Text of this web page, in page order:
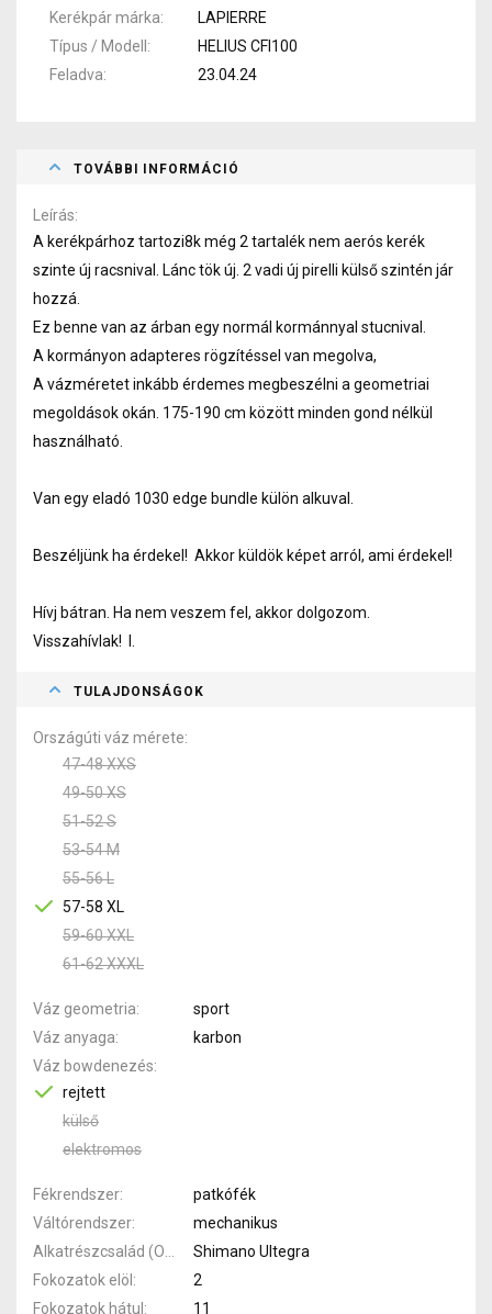
Kerékpár márka
LAPIERRE
Típus / Modell
HELIUS CFI100
Feladva
23.04.24
TOVÁBBI INFORMÁCIÓ
Leírás
A kerékpárhoz tartozi8k még 2 tartalék nem aerós kerék
szinte új racsnival. Lánc tök új. 2 vadi új pirelli külső szintén jár
hozzá.
Ez benne van az árban egy normál kormánnyal stucnival.
A kormányon adapteres rögzítéssel van megolva,
A vázméretet inkább érdemes megbeszélni a geometriai
megoldások okán. 175-190 cm között minden gond nélkül
használható.
Van egy eladó 1030 edge bundle külön alkuval.
Beszéljünk ha érdekel! Akkor küldök képet arról, ami érdekel!
Hívj bátran. Ha nem veszem fel, akkor dolgozom.
Visszahívlak! I.
TULAJDONSÁGOK
Országúti váz mérete
47-48 XXS
49-50 XS
51-52 S
53-54 M
55-56 L
57-58 XL
59-60 XXL
61-62 XXXL
Váz geometria
sport
Váz anyaga
karbon
Váz bowdenezés
rejtett
külső
elektromos
Fékrendszer
patkófék
Váltórendszer
mechanikus
Shimano Ultegra
Fokozatok elöl
2
Fokozatok hátul
11